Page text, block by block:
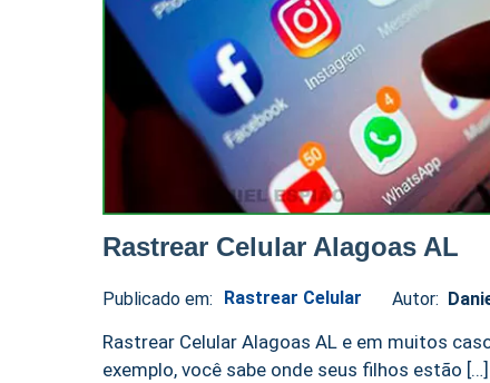
Rastrear Celular Alagoas AL
Publicado em: Rastrear Celular Autor:
Daniel
Espião
No
comments
Rastrear Celular Alagoas AL e em muitos
exemplo, você sabe onde seus filhos estão […]